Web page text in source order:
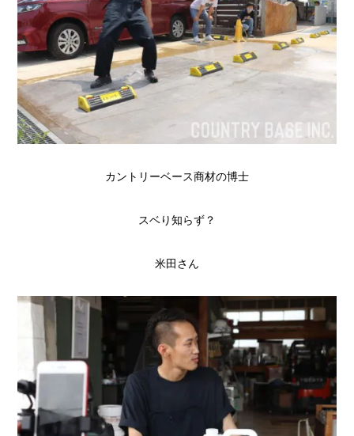
カントリーベース商材の博士
スベり知らず？
米田さん